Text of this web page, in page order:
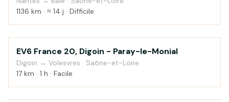
1136 km · ≈ 14 j · Difficile
Au fil de l'eau
EV6 France 20, Digoin - Paray-le-Monial
Digoin → Volesvres · Saône-et-Loire
17 km · 1 h · Facile